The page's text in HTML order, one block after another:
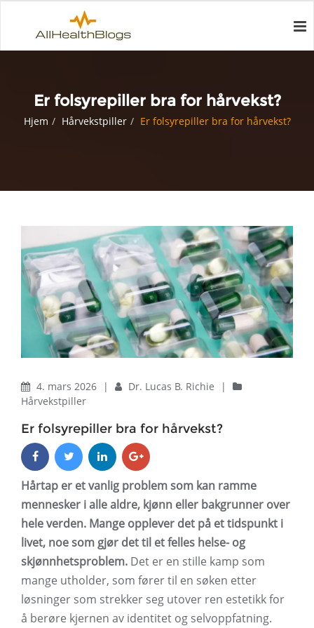
Er folsyrepiller bra for hårvekst?
Hjem Hårvekstpiller Er folsyrepiller bra for hårvekst?
4. mars 2026 | Dr. Lucas B. Richie
|
Hårvekstpiller
Er folsyrepiller bra for hårvekst?
Hårtap er et vanlig problem som kan ramme
mennesker i alle aldre, kjønn eller bakgrunner over
hele verden. Mange opplever det på et tidspunkt i
livet, noe som gjør det til et felles helse- og
skjønnhetsproblem. Det er en stille kamp som
mange utholder, som fører til en søken etter
løsninger som strekker seg utover ren estetikk for
å berøre kjernen av identitet og selvoppfatning.